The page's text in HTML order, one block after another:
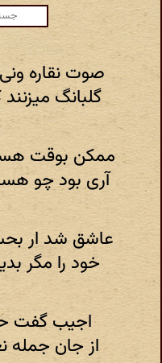
صوت نقاره
گلبانگ
ممکن بوقت
آری بود چو
عاشق شد ار
خود را مگر
اجیب گفت
از جان جمله